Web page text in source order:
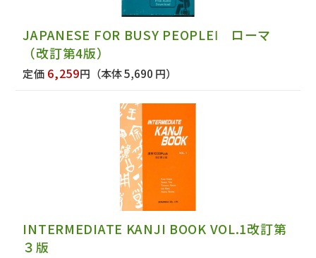
JAPANESE FOR BUSY PEOPLEⅠ ローマ
（改訂第4版）
定価 6,259円 （本体 5,690 円）
INTERMEDIATE KANJI BOOK VOL.1改訂第
３版